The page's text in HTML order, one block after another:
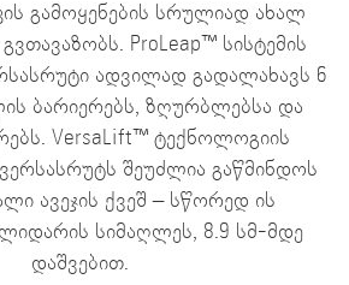
გამოყენების სრულიად ახალ
ProLeap™ სისტემის
ადვილად გადალახავს 6
ბარიერებს, ზღურბლებსა და
VersaLift™ ტექნოლოგიის
შეუძლია გაწმინდოს
ავეჯის ქვეშ – სწორედ ის
სიმაღლეს, 8.9 სმ-მდე
დაშვებით.